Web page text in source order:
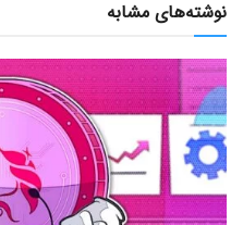
نوشته‌های مشابه